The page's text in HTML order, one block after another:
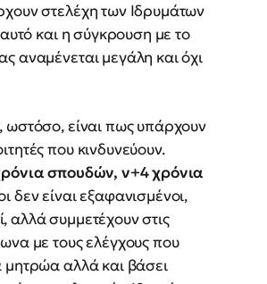
στελέχη των Ιδρυμάτων
αυτό και η σύγκρουση με το
αναμένεται μεγάλη και όχι
ωστόσο, είναι πως υπάρχουν
που κινδυνεύουν.
σπουδών, ν+4 χρόνια
δεν είναι εξαφανισμένοι,
αλλά συμμετέχουν στις
με τους ελέγχους που
μητρώα αλλά και βάσει